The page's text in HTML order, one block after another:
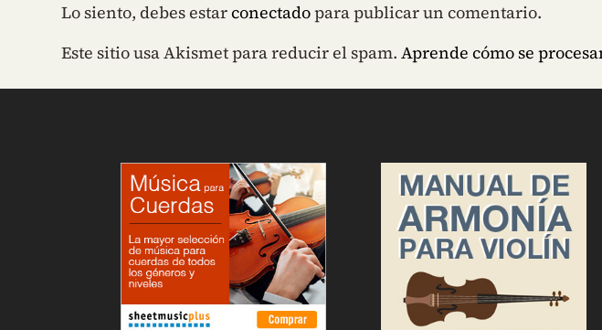
Lo siento, debes estarconectadopara publicar un comentario.
Este sitio usa Akismet para reducir el spam.Aprende cómo se